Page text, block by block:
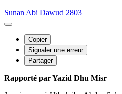
Sunan Abi Dawud 2803
Copier
Signaler une erreur
Partager
Rapporté par Yazid Dhu Misr